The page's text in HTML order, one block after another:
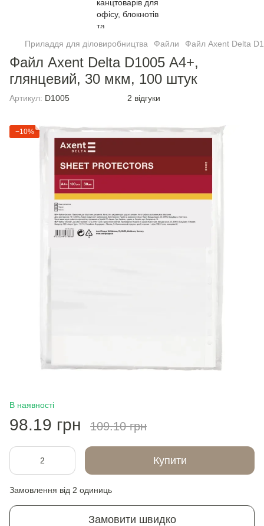
Приладдя для діловиробництва Файли Файл Axent Delta
Файл Axent Delta D1005 А4+,
глянцевий, 30 мкм, 100 штук
Артикул: D1005 2 відгуки
−10%
В наявності
98.19 грн 109.10 грн
Купити
Замовлення від 2 одиниць
Замовити швидко